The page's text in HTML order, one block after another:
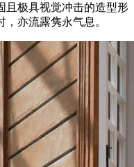
且极具视觉冲击的造型形
亦流露隽永气息。